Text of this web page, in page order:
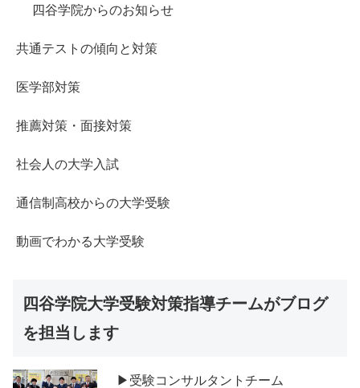
四谷学院からのお知らせ
共通テストの傾向と対策
医学部対策
推薦対策・面接対策
社会人の大学入試
通信制高校からの大学受験
動画でわかる大学受験
四谷学院大学受験対策指導チームがブログ
を担当します
▶受験コンサルタントチーム